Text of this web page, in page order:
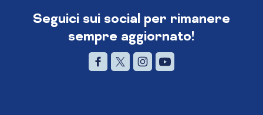
Seguici sui social per rimanere
sempre aggiornato!